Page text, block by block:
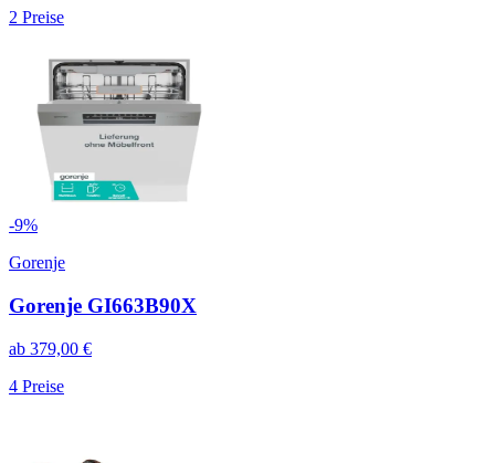
2 Preise
-9%
Gorenje
Gorenje GI663B90X
ab 379,00 €
4 Preise